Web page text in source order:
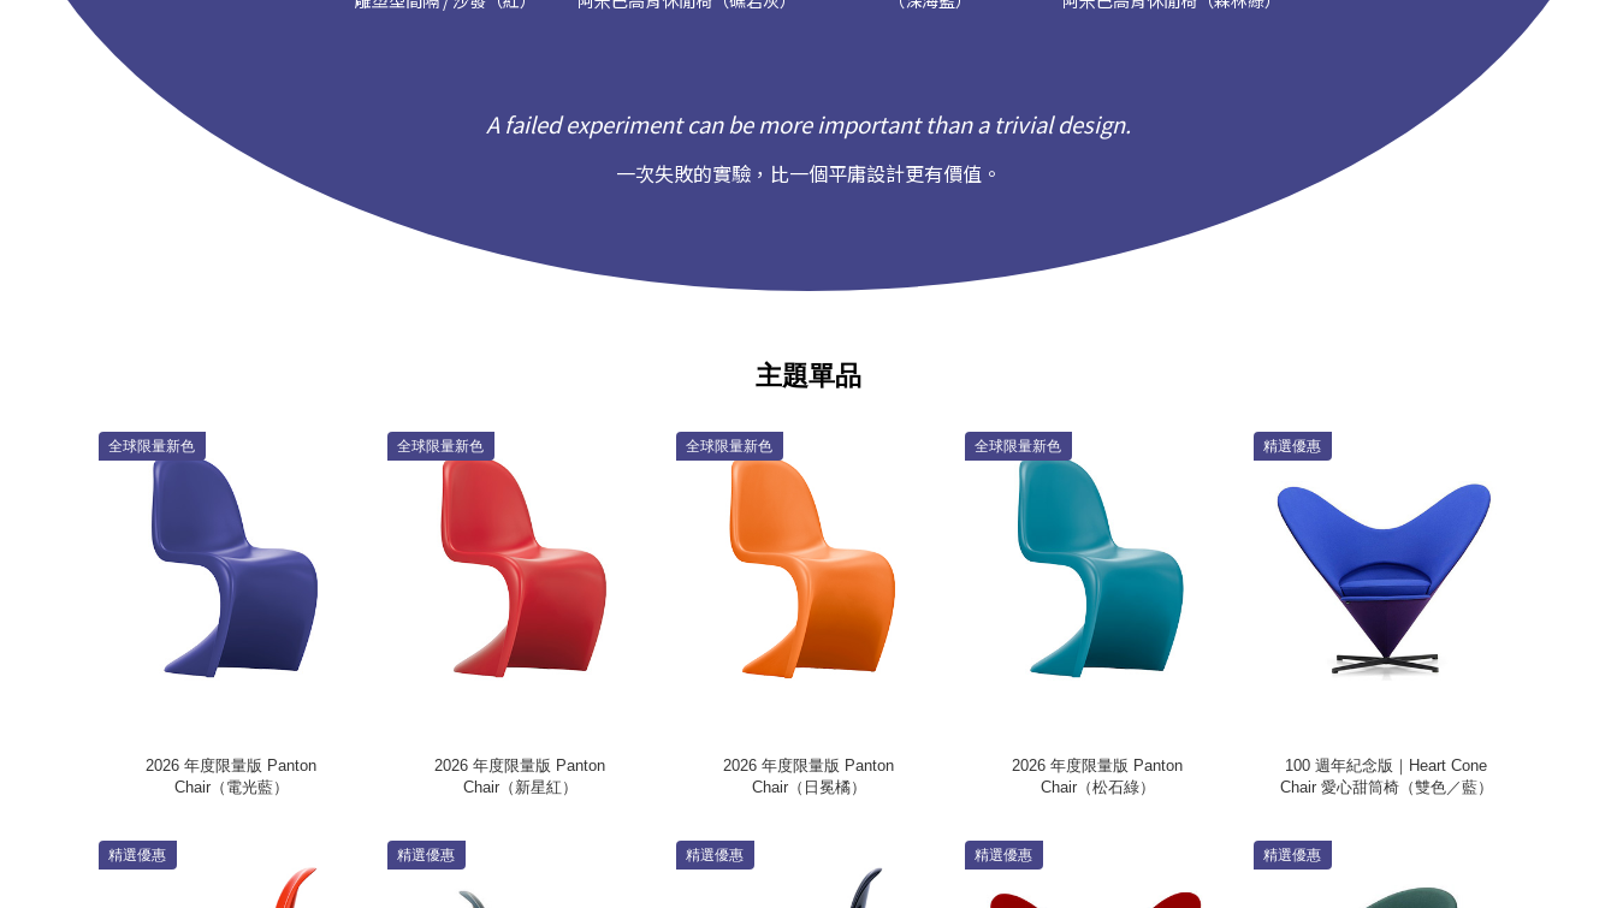
A failed experiment can be more important than a trivial design.
一次失敗的實驗，比一個平庸設計更有價值。
主題單品
全球限量新色
2026 年度限量版 Panton
Chair（電光藍）
全球限量新色
2026 年度限量版 Panton
Chair（新星紅）
全球限量新色
2026 年度限量版 Panton
Chair（日冕橘）
全球限量新色
2026 年度限量版 Panton
Chair（松石綠）
精選優惠
100 週年紀念版｜Heart Cone
Chair 愛心甜筒椅（雙色／藍）
精選優惠 精選優惠 精選優惠 精選優惠 精選優惠